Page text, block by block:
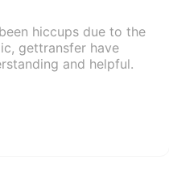
hiccups due to the
gettransfer have
and helpful.